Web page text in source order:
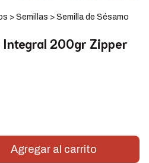
> Semillas > Semilla de Sésamo
Integral 200gr Zipper